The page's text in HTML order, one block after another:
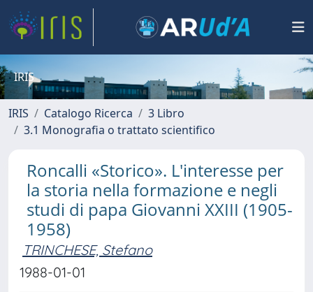
IRIS
IRIS Catalogo Ricerca
3 Libro
3.1 Monografia o trattato scientifico
Roncalli «Storico». L'interesse per
la storia nella formazione e negli
studi di papa Giovanni XXIII (1905-
1958)
TRINCHESE, Stefano
1988-01-01